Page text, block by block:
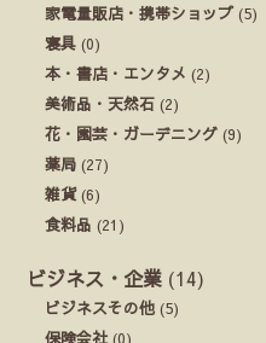
家電量販店・携帯ショップ (5)
寝具 (0)
本・書店・エンタメ (2)
美術品・天然石 (2)
花・園芸・ガーデニング (9)
薬局 (27)
雑貨(6)
食料品 (21)
ビジネス・企業 (14)
ビジネスその他 (5)
保険会社(0)